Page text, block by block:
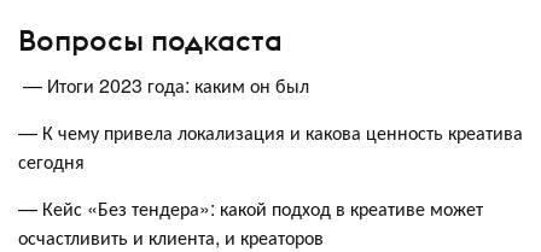
Вопросы подкаста
— Итоги 2023 года: каким он был
— К чему привела локализация и какова ценность креатива
сегодня
— Кейс «Без тендера»: какой подход в креативе может
осчастливить и клиента, и креаторов